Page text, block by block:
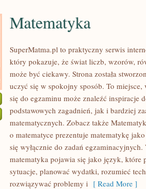
Matematyka
SuperMatma.pl to praktyczny serwis
który pokazuje, że świat liczb, wzorów,
może być ciekawy. Strona została
uczyć się w spokojny sposób. To
się do egzaminu może znaleźć inspiracje
podstawowych zagadnień, jak i bardziej
matematycznych. Zobacz także
o matematyce prezentuje matematykę
się wyłącznie do zadań
matematyka pojawia się jako język, które
sytuacje, planować wydatki, rozumieć
rozwiązywać problemy i [ Read More ]